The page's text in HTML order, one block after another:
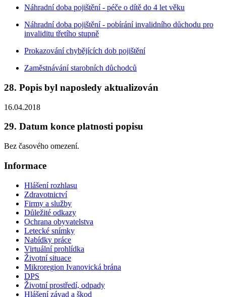
Náhradní doba pojištění - péče o dítě do 4 let věku
Náhradní doba pojištění - pobírání invalidního důchodu pro
invaliditu třetího stupně
Prokazování chybějících dob pojištění
Zaměstnávání starobních důchodců
28. Popis byl naposledy aktualizován
16.04.2018
29. Datum konce platnosti popisu
Bez časového omezení.
Informace
Hlášení rozhlasu
Zdravotnictví
Firmy a služby
Důležité odkazy
Ochrana obyvatelstva
Letecké snímky
Nabídky práce
Virtuální prohlídka
Životní situace
Mikroregion Ivanovická brána
DPS
Životní prostředí, odpady
Hlášení závad a škod